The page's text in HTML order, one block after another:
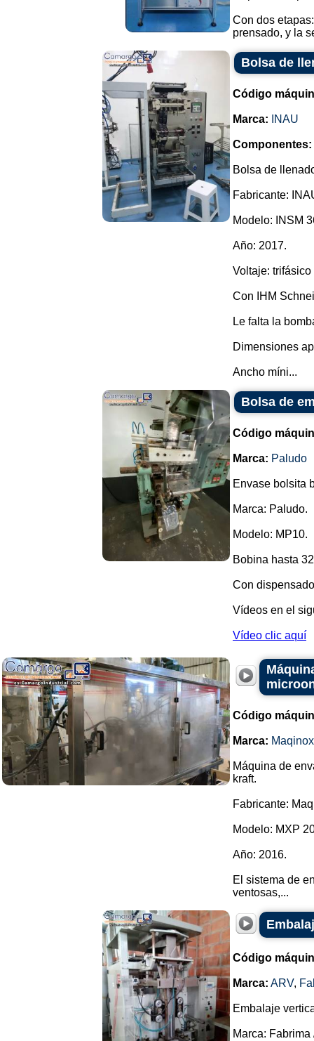
Con dos
prensado, y la
Bolsa de
Código
Marca: INAU
Componentes:
Bolsa de
Fabricante:
Modelo: INSM
Año: 2017.
Voltaje: trifásico
Con IHM
Le falta la
Dimensiones
Ancho míni...
Bolsa de
Código
Marca: Paludo
Envase bolsita
Marca: Paludo.
Modelo: MP10.
Bobina hasta
Con
Vídeos en el
Vídeo clic aquí
Código
Marca: Maqinox
Máquina de
kraft.
Fabricante:
Modelo: MXP
Año: 2016.
El sistema de
ventosas,...
Código
Marca: ARV,
Embalaje
Marca: Fabrima